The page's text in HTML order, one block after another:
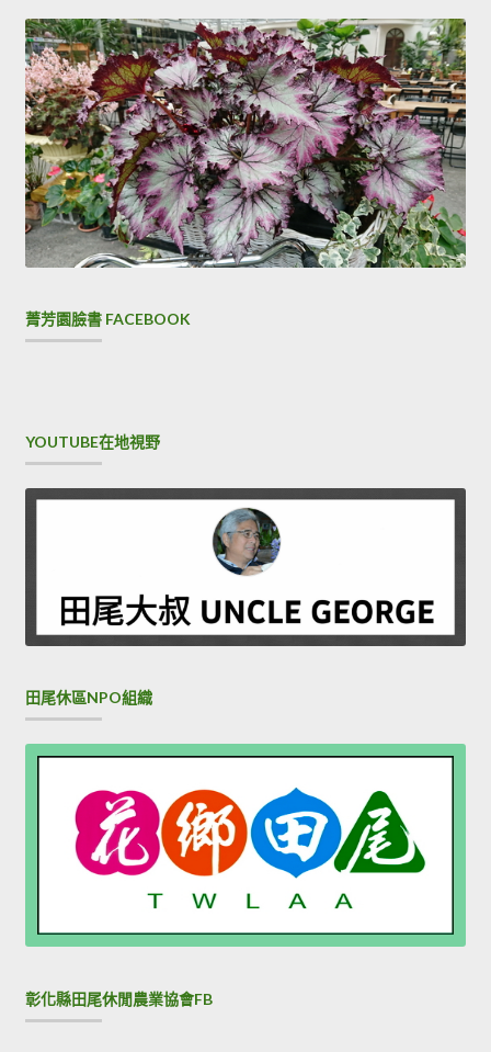
菁芳園臉書 FACEBOOK
YOUTUBE在地視野
田尾休區NPO組織
彰化縣田尾休閒農業協會FB